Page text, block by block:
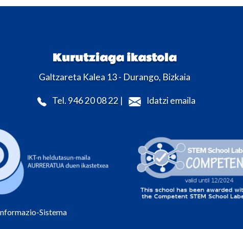
Kurutziaga ikastola
Galtzareta Kalea 13 - Durango, Bizkaia
Tel. 946 20 08 22 | Idatzi emaila
Sistema